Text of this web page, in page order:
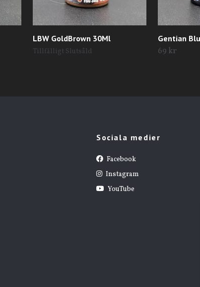
LBW GoldBrown 30Ml
Tillfälligt Slutsåld
Gentian
69 kr
Sociala medier
Facebook
Instagram
YouTube